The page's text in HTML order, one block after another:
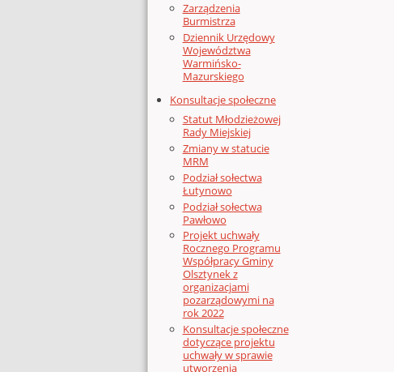
Zarządzenia
Burmistrza
Dziennik Urzędowy
Województwa
Warmińsko-
Mazurskiego
Konsultacje społeczne
Statut Młodzieżowej
Rady Miejskiej
Zmiany w statucie
MRM
Podział sołectwa
Łutynowo
Podział sołectwa
Pawłowo
Projekt uchwały
Rocznego Programu
Współpracy Gminy
Olsztynek z
organizacjami
pozarządowymi na
rok 2022
Konsultacje społeczne
dotyczące projektu
uchwały w sprawie
utworzenia